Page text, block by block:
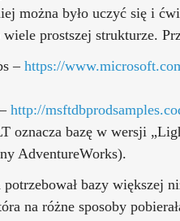
można było uczyć się i
prostszej strukturze.
– https://
http://
oznacza bazę w wersji
AdventureWorks).
bazy większej
na różne sposoby